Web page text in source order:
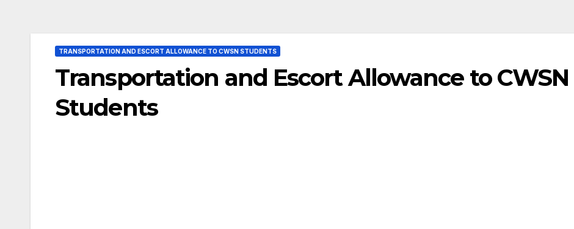
TRANSPORTATION AND ESCORT ALLOWANCE TO CWSN STUDENTS
Transportation and Escort Allowance to CWSN
Students